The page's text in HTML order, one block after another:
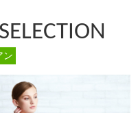
ン